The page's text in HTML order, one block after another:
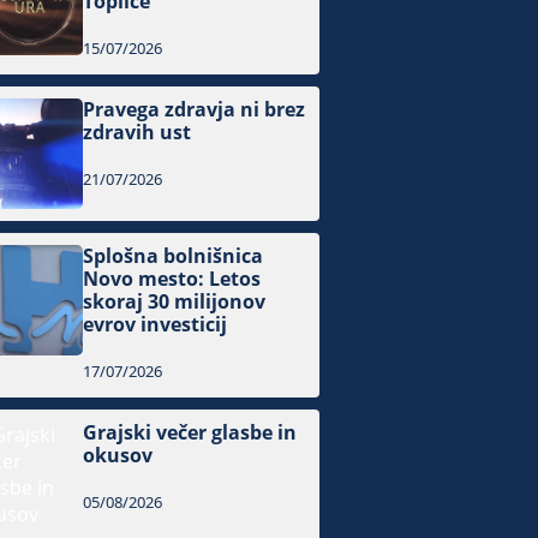
15/07/2026
Pravega zdravja ni brez
zdravih ust
21/07/2026
Splošna bolnišnica
Novo mesto: Letos
skoraj 30 milijonov
evrov investicij
17/07/2026
Grajski večer glasbe in
okusov
05/08/2026